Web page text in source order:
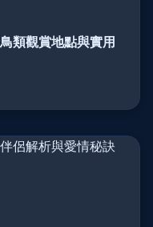
類觀賞地點與實用